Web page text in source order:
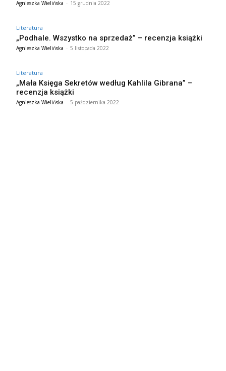
Agnieszka Wielińska - 15 grudnia 2022
Literatura
„Podhale. Wszystko na sprzedaż” – recenzja książki
Agnieszka Wielińska - 5 listopada 2022
Literatura
„Mała Księga Sekretów według Kahlila Gibrana” –
recenzja książki
Agnieszka Wielińska - 5 października 2022